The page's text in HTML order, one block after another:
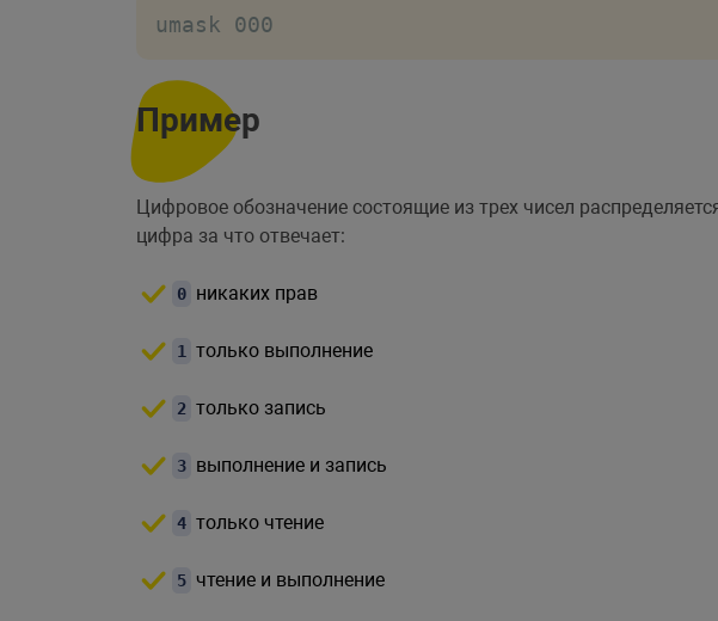
umask 000
Пример
Цифровое обозначение состоящие из трех чисел
цифра за что отвечает:
0 никаких прав
1 только выполнение
2 только запись
3 выполнение и запись
4 только чтение
5 чтение и выполнение